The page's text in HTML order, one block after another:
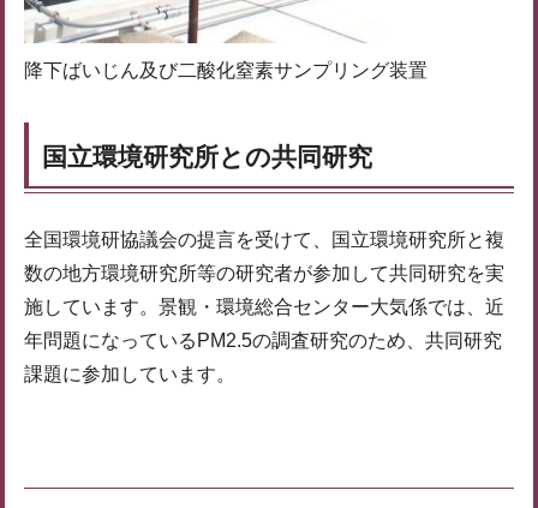
降下ばいじん及び二酸化窒素サンプリング装置
国立環境研究所との共同研究
全国環境研協議会の提言を受けて、国立環境研究所と複
数の地方環境研究所等の研究者が参加して共同研究を実
施しています。景観・環境総合センター大気係では、近
年問題になっているPM2.5の調査研究のため、共同研究
課題に参加しています。